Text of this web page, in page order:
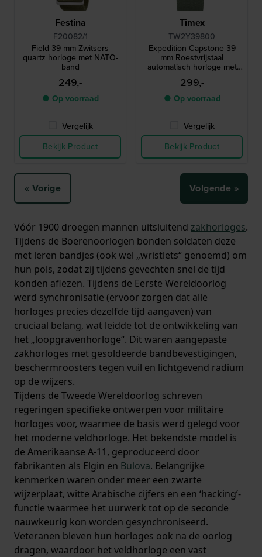
Festina
F20082/1
Field 39 mm Zwitsers
quartz horloge met NATO-
band
249,-
● Op voorraad
Vergelijk
Bekijk Product
Timex
TW2Y39800
Expedition Capstone 39
mm Roestvrijstaal
automatisch horloge met
datum
299,-
● Op voorraad
Vergelijk
Bekijk Product
« Vorige Volgende »
Vóór 1900 droegen mannen uitsluitend zakhorloges.
Tijdens de Boerenoorlogen bonden soldaten deze
met leren bandjes (ook wel „wristlets“ genoemd) om
hun pols, zodat zij tijdens gevechten snel de tijd
konden aflezen. Tijdens de Eerste Wereldoorlog
werd synchronisatie (ervoor zorgen dat alle
horloges precies dezelfde tijd aangaven) van
cruciaal belang, wat leidde tot de ontwikkeling van
het „loopgravenhorloge“. Dit waren aangepaste
zakhorloges met gesoldeerde bandbevestigingen,
beschermroosters tegen vuil en lichtgevend radium
op de wijzers.
Tijdens de Tweede Wereldoorlog schreven
regeringen specifieke ontwerpen voor militaire
horloges voor, waarmee de basis werd gelegd voor
het moderne veldhorloge. Het bekendste model is
de Amerikaanse A-11, geproduceerd door
fabrikanten als Elgin en Bulova. Belangrijke
kenmerken waren onder meer een zwarte
wijzerplaat, witte Arabische cijfers en een ‘hacking’-
functie waarmee het uurwerk tot op de seconde
nauwkeurig kon worden gesynchroniseerd.
Veteranen bleven hun horloges ook na de oorlog
dragen, waardoor het veldhorloge een vast